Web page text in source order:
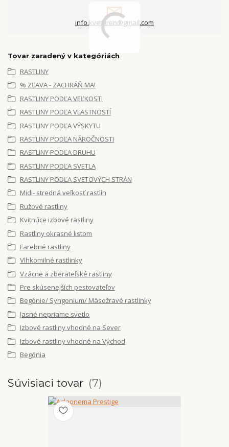
info.kvetaren@gmail.com
Tovar zaradený v kategóriách
RASTLINY
% ZĽAVA - ZACHRÁŇ MA!
RASTLINY PODĽA VEĽKOSTI
RASTLINY PODĽA VLASTNOSTÍ
RASTLINY PODĽA VÝSKYTU
RASTLINY PODĽA NÁROČNOSTI
RASTLINY PODĽA DRUHU
RASTLINY PODĽA SVETLA
RASTLINY PODĽA SVETOVÝCH STRÁN
Midi- stredná veľkosť rastlín
Ružové rastliny
Kvitnúce izbové rastliny
Rastliny okrasné listom
Farebné rastliny
Vlhkomilné rastlinky
Vzácne a zberateľské rastliny
Pre skúsenejších pestovateľov
Begónie/ Syngonium/ Mäsožravé rastlinky
Jasné nepriame svetlo
Izbové rastliny vhodné na Sever
Izbové rastliny vhodné na Východ
Begónia
Súvisiaci tovar 7